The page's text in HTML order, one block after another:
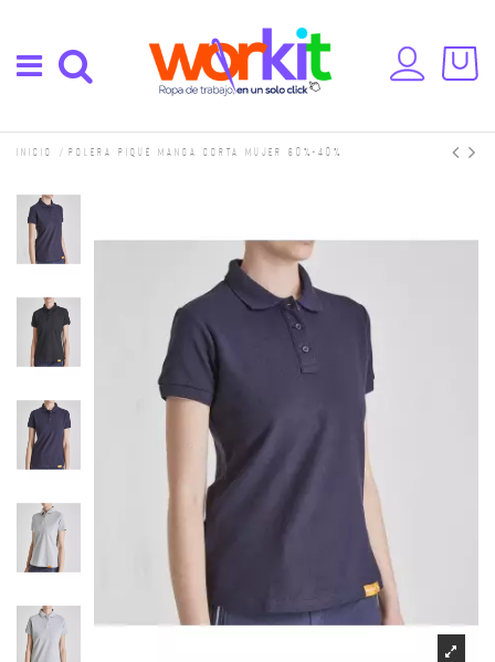
Inicio Polera Piqué Manga Corta Mujer 60%-40%